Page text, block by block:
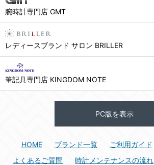
腕時計専門店 GMT
レディースブランド サロン BRILLER
筆記具専門店 KINGDOM NOTE
PC版を表示
HOME ブランド一覧 ご利用ガイド
よくあるご質問
時計メンテナンスの流れ